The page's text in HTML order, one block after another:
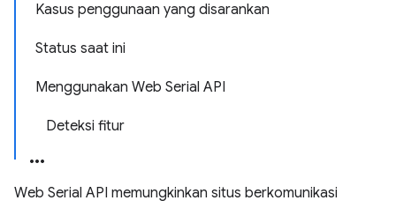
Kasus penggunaan yang disarankan
Status saat ini
Menggunakan Web Serial API
Deteksi fitur
Web Serial API memungkinkan situs berkomunikasi